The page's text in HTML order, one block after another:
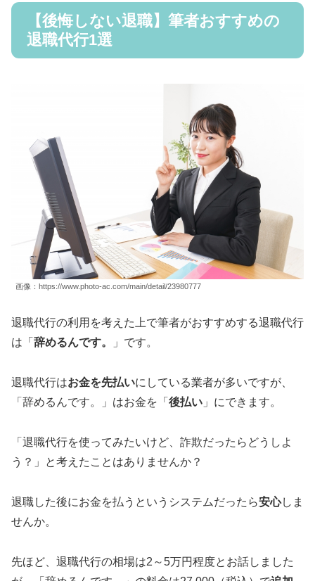
【後悔しない退職】筆者おすすめの
退職代行1選
画像：https://www.photo-ac.com/main/detail/23980777
退職代行の利用を考えた上で筆者がおすすめする退職代行
は「 辞めるんです。 」です。
退職代行はお金を先払いにしている業者が多いですが、
「辞めるんです。」はお金を「 後払い 」にできます。
「退職代行を使ってみたいけど、詐欺だったらどうしよ
う？」と考えたことはありませんか？
退職した後にお金を払うというシステムだったら安心しま
せんか。
先ほど、退職代行の相場は2～5万円程度とお話しました